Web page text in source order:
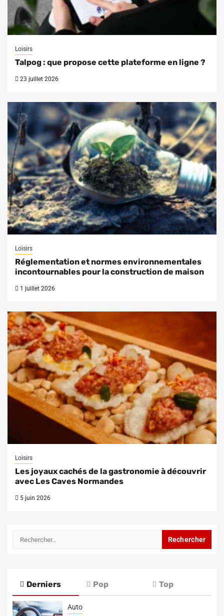
Loisirs
Talpog : que propose cette plateforme en ligne ?
23 juillet 2026
Loisirs
Réglementation et normes environnementales
incontournables pour la construction de maison
1 juillet 2026
Loisirs
Les joyaux cachés de la gastronomie à découvrir
avec Les Caves Normandes
5 juin 2026
Rechercher :
Derniers Pop Top
Auto